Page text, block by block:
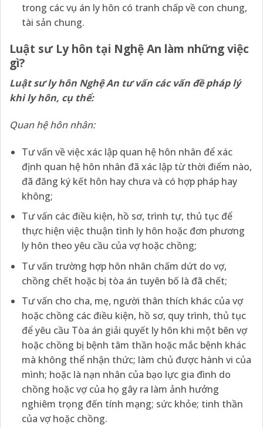
trong các vụ án ly hôn có tranh chấp về con chung,
tài sản chung.
Luật sư Ly hôn tại Nghệ An làm những việc
gì?
Luật sư ly hôn Nghệ An tư vấn các vấn đề pháp lý
khi ly hôn, cụ thể:
Quan hệ hôn nhân:
Tư vấn về việc xác lập quan hệ hôn nhân để xác
định quan hệ hôn nhân đã xác lập từ thời điểm nào,
đã đăng ký kết hôn hay chưa và có hợp pháp hay
không;
Tư vấn các điều kiện, hồ sơ, trình tự, thủ tục để
thực hiện việc thuận tình ly hôn hoặc đơn phương
ly hôn theo yêu cầu của vợ hoặc chồng;
Tư vấn trường hợp hôn nhân chấm dứt do vợ,
chồng chết hoặc bị tòa án tuyên bố là đã chết;
Tư vấn cho cha, mẹ, người thân thích khác của vợ
hoặc chồng các điều kiện, hồ sơ, quy trình, thủ tục
để yêu cầu Tòa án giải quyết ly hôn khi một bên vợ
hoặc chồng bị bệnh tâm thần hoặc mắc bệnh khác
mà không thể nhận thức; làm chủ được hành vi của
mình; hoặc là nạn nhân của bạo lực gia đình do
chồng hoặc vợ của họ gây ra làm ảnh hưởng
nghiêm trọng đến tính mạng; sức khỏe; tinh thần
của vợ hoặc chồng.